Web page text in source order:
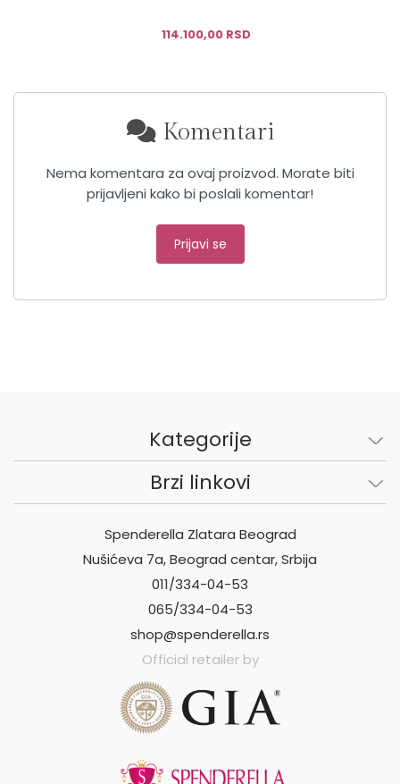
114.100,00 RSD
Komentari
Nema komentara za ovaj proizvod. Morate biti
prijavljeni kako bi poslali komentar!
Prijavi se
Kategorije
Brzi linkovi
Spenderella Zlatara Beograd
Nušićeva 7a, Beograd centar, Srbija
011/334-04-53
065/334-04-53
shop@spenderella.rs
Official retailer by